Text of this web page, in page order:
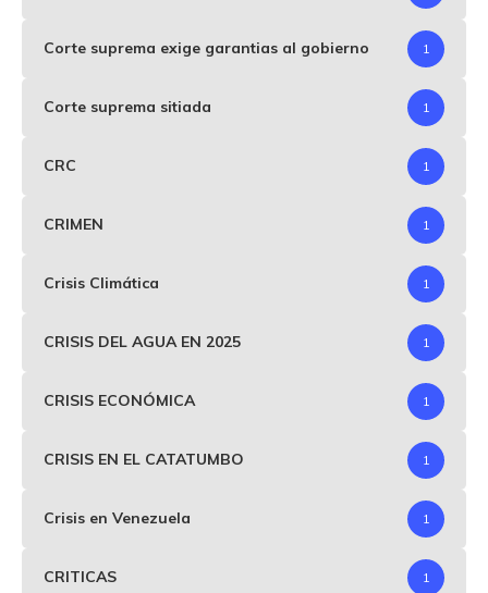
Corte suprema exige garantias al gobierno 1
Corte suprema sitiada 1
CRC 1
CRIMEN 1
Crisis Climática 1
CRISIS DEL AGUA EN 2025 1
CRISIS ECONÓMICA 1
CRISIS EN EL CATATUMBO 1
Crisis en Venezuela 1
CRITICAS 1